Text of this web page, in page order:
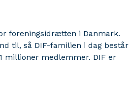
foreningsidrætten i Danmark.
til, så DIF-familien i dag består
millioner medlemmer. DIF er